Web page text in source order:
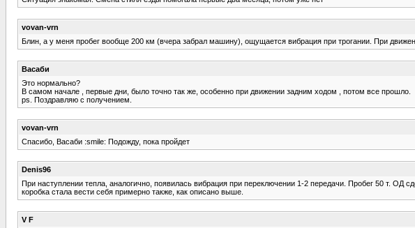
vovan-vrn
Блин, а у меня пробег вообще 200 км (вчера забрал машину), ощущается вибрация при трогании. При
Васаби
Это нормально?
В самом начале , первые дни, было точно так же, особенно при движении задним ходом , потом все прошло.
ps. Поздравляю с получением.
vovan-vrn
Спасибо, Васаби :smile: Подожду, пока пройдет
Denis96
При наступлении тепла, аналогично, появилась вибрация при переключении 1-2 передачи. Пробег 50 т.
коробка стала вести себя примерно также, как описано выше.
V F